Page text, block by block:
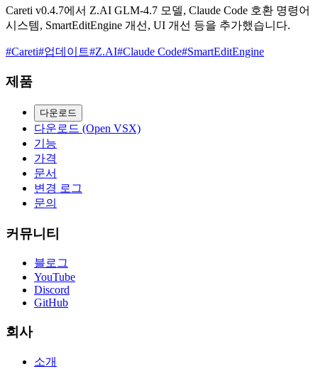
Careti v0.4.7에서 Z.AI GLM-4.7 모델, Claude Code 호환 명령어
시스템, SmartEditEngine 개선, UI 개선 등을 추가했습니다.
#Careti#업데이트#Z.AI#Claude Code#SmartEditEngine
제품
다운로드
다운로드 (Open VSX)
기능
가격
문서
변경 로그
문의
커뮤니티
블로그
YouTube
Discord
GitHub
회사
소개